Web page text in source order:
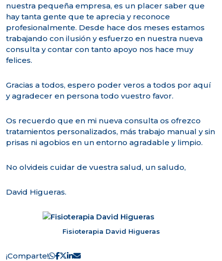
nuestra pequeña empresa, es un placer saber que
hay tanta gente que te aprecia y reconoce
profesionalmente. Desde hace dos meses estamos
trabajando con ilusión y esfuerzo en nuestra nueva
consulta y contar con tanto apoyo nos hace muy
felices.
Gracias a todos, espero poder veros a todos por aquí
y agradecer en persona todo vuestro favor.
Os recuerdo que en mi nueva consulta os ofrezco
tratamientos personalizados, más trabajo manual y sin
prisas ni agobios en un entorno agradable y limpio.
No olvideis cuidar de vuestra salud, un saludo,
David Higueras.
Fisioterapia David Higueras
¡Comparte!